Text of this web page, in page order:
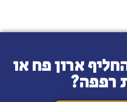
ארון פח או
רפפה?